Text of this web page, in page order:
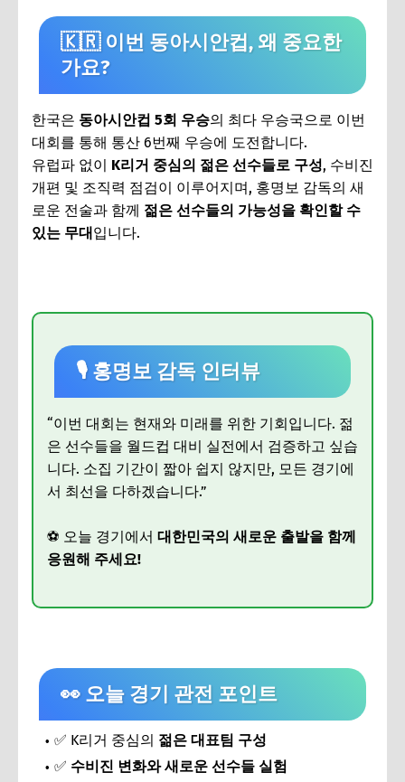
🇰🇷 이번 동아시안컵, 왜 중요한
가요?
한국은 동아시안컵 5회 우승의 최다 우승국으로 이번
대회를 통해 통산 6번째 우승에 도전합니다.
유럽파 없이 K리거 중심의 젊은 선수들로 구성, 수비진
개편 및 조직력 점검이 이루어지며, 홍명보 감독의 새
로운 전술과 함께 젊은 선수들의 가능성을 확인할 수
있는 무대입니다.
🎙️ 홍명보 감독 인터뷰
“이번 대회는 현재와 미래를 위한 기회입니다. 젊
은 선수들을 월드컵 대비 실전에서 검증하고 싶습
니다. 소집 기간이 짧아 쉽지 않지만, 모든 경기에
서 최선을 다하겠습니다.”
⚽ 오늘 경기에서 대한민국의 새로운 출발을 함께
응원해 주세요!
👀 오늘 경기 관전 포인트
✅ K리거 중심의 젊은 대표팀 구성
✅ 수비진 변화와 새로운 선수들 실험